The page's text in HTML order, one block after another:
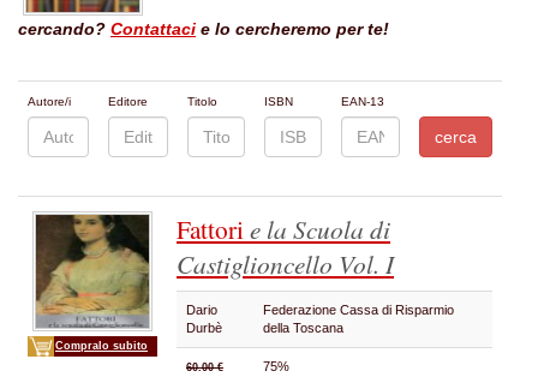
cercando? Contattaci e lo cercheremo per te!
Autore/i Editore Titolo ISBN EAN-13
Compralo subito
Fattorie la Scuola di
Castiglioncello Vol. I
Dario
Durbè
Federazione Cassa di Risparmio
della Toscana
60.00 € 75%